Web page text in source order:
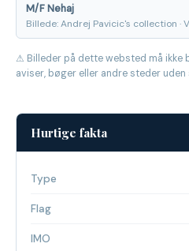
M/F Nehaj
Billede: Andrej Pavicic's collection ·
⚠ Billeder på dette websted må ikke
aviser, bøger eller andre steder
Hurtige fakta
Type
Flag
IMO